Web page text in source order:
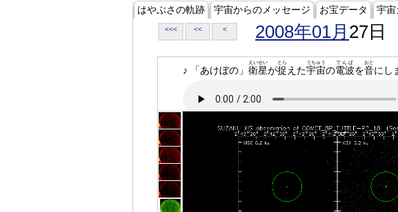
はやぶさの軌跡 宇宙からのメッセージ お宝データ 宇宙
<<< << < 2008年01月 27日
♪ 「あけぼの」 衛星
えいせい
が捉
とら
えた宇宙
うちゅう
の電波
でんぱ
を音
おと
にし